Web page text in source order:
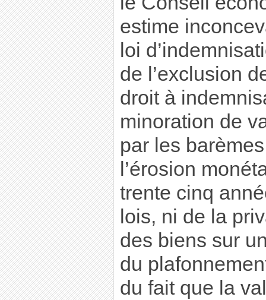
estime
loi
de l’exclusion
droit à
minoration de
par les
l’érosion
trente cinq
lois, ni de la
des biens sur
du
du fait que la